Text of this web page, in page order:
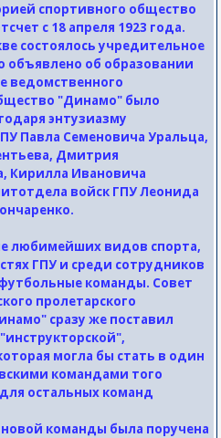
спортивного общество
с 18 апреля 1923 года.
состоялось учредительное
объявлено об образовании
ведомственного
"Динамо" было
энтузиазму
Павла Семеновича Уральца,
Дмитрия
Кирилла Ивановича
войск ГПУ Леонида
любимейших видов спорта,
ГПУ и среди сотрудников
команды. Совет
пролетарского
сразу же поставил
могла бы стать в один
командами того
остальных команд
команды была поручена